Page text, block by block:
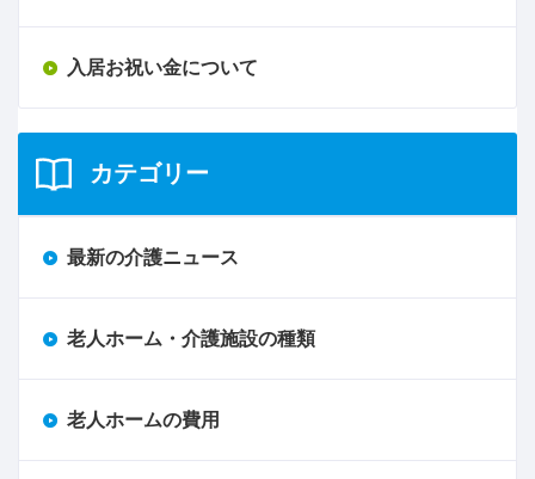
入居お祝い金について
カテゴリー
最新の介護ニュース
老人ホーム・介護施設の種類
老人ホームの費用